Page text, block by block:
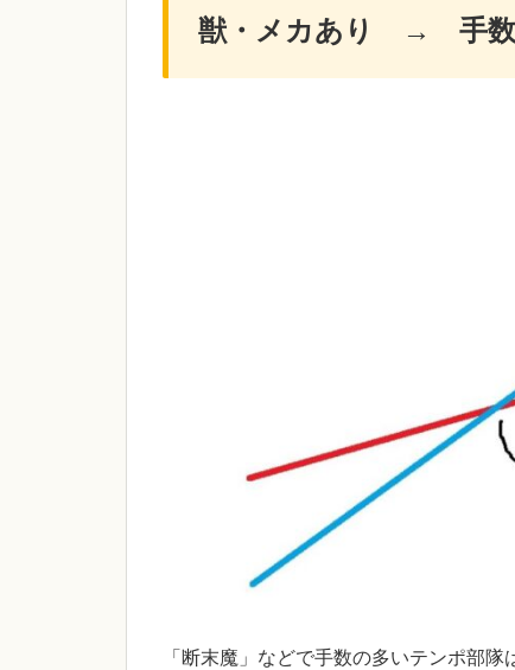
獣・メカあり → 手数
「断末魔」などで手数の多いテンポ部